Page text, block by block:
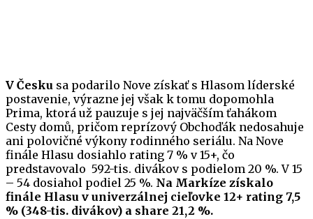
V Česku sa podarilo Nove získať s Hlasom líderské
postavenie, výrazne jej však k tomu dopomohla
Prima, ktorá už pauzuje s jej najväčším ťahákom
Cesty domů, pričom reprízový Obchoďák nedosahuje
ani polovičné výkony rodinného seriálu. Na Nove
finále Hlasu dosiahlo rating 7 % v 15+, čo
predstavovalo 592-tis. divákov s podielom 20 %. V 15
– 54 dosiahol podiel 25 %. Na Markíze získalo
finále Hlasu v univerzálnej cieľovke 12+ rating 7,5
% (348-tis. divákov) a share 21,2 %.